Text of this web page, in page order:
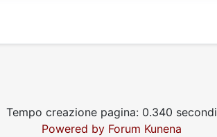
Tempo creazione pagina: 0.340 secondi
Powered by Forum Kunena